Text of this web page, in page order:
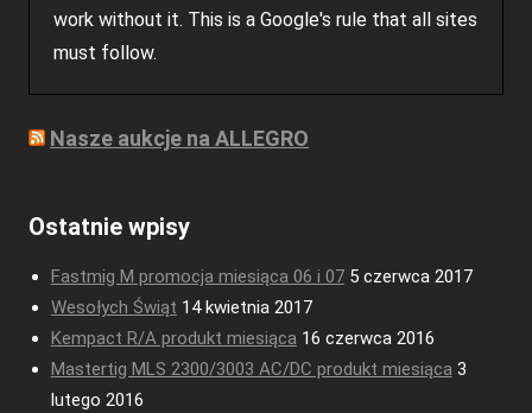
work without it. This is a Google's rule that all sites
must follow.
Nasze aukcje na ALLEGRO
Ostatnie wpisy
Fastmig M promocja miesiąca 06 i 07 5 czerwca 2017
Wesołych Świąt 14 kwietnia 2017
Kempact R/A produkt miesiąca 16 czerwca 2016
Mastertig MLS 2300/3003 AC/DC produkt miesiąca 3
lutego 2016